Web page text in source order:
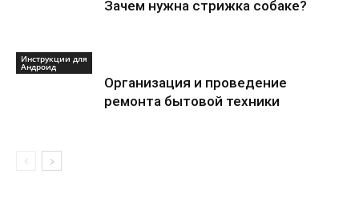
Зачем нужна стрижка собаке?
Инструкции для
Андроид
Организация и проведение
ремонта бытовой техники